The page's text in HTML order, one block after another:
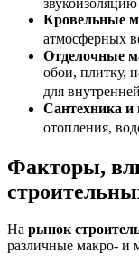
Кровельные
атмосферных
Отделочные
обои, плитку,
для
Сантехника и
отопления,
Факторы,
На рынок
различные макро- и